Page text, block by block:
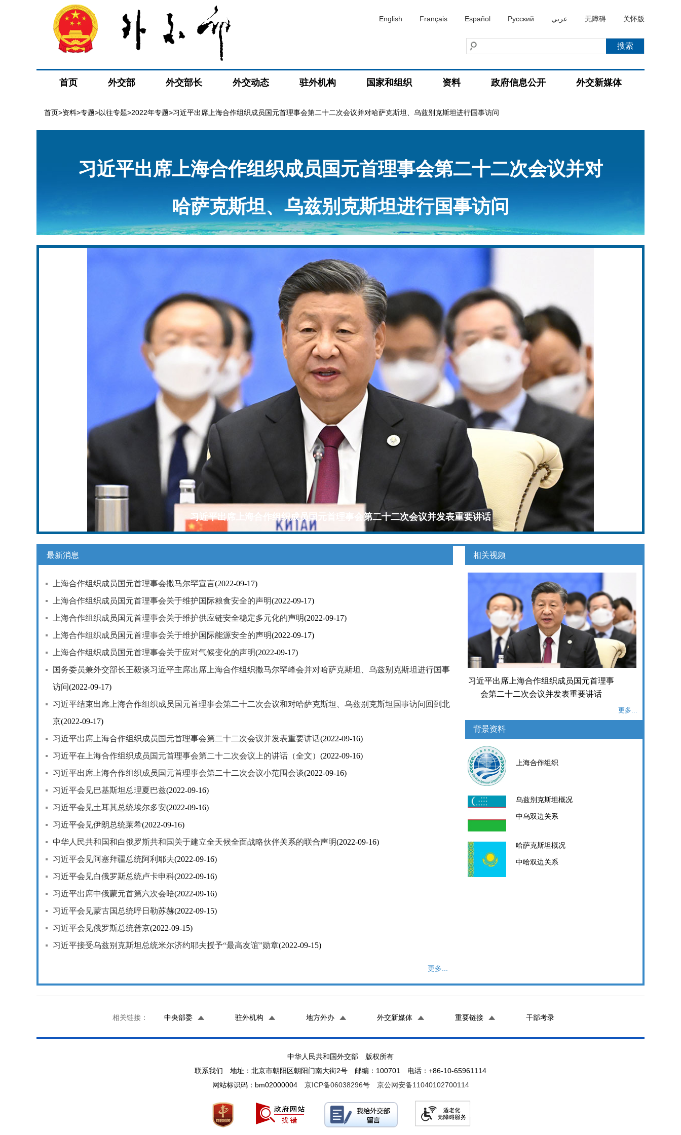
English Français Español Русский عربي 无障碍 关怀版
首页 外交部 外交部长 外交动态 驻外机构 国家和组织 资料 政府信息公开 外交新媒体
首页>资料>专题>以往专题>2022年专题>习近平出席上海合作组织成员国元首理事会第二十二次会议并对哈萨克斯坦、乌兹别克斯坦进行国事访问
习近平出席上海合作组织成员国元首理事会第二十二次会议并对
哈萨克斯坦、乌兹别克斯坦进行国事访问
习近平出席上海合作组织成员国元首理事会第二十二次会议并发表重要讲话
最新消息
上海合作组织成员国元首理事会撒马尔罕宣言(2022-09-17)
上海合作组织成员国元首理事会关于维护国际粮食安全的声明(2022-09-17)
上海合作组织成员国元首理事会关于维护供应链安全稳定多元化的声明(2022-09-17)
上海合作组织成员国元首理事会关于维护国际能源安全的声明(2022-09-17)
上海合作组织成员国元首理事会关于应对气候变化的声明(2022-09-17)
国务委员兼外交部长王毅谈习近平主席出席上海合作组织撒马尔罕峰会并对哈萨克斯坦、乌兹别克斯坦进行国事
访问(2022-09-17)
习近平结束出席上海合作组织成员国元首理事会第二十二次会议和对哈萨克斯坦、乌兹别克斯坦国事访问回到北
京(2022-09-17)
习近平出席上海合作组织成员国元首理事会第二十二次会议并发表重要讲话(2022-09-16)
习近平在上海合作组织成员国元首理事会第二十二次会议上的讲话（全文） (2022-09-16)
习近平出席上海合作组织成员国元首理事会第二十二次会议小范围会谈(2022-09-16)
习近平会见巴基斯坦总理夏巴兹(2022-09-16)
习近平会见土耳其总统埃尔多安(2022-09-16)
习近平会见伊朗总统莱希(2022-09-16)
中华人民共和国和白俄罗斯共和国关于建立全天候全面战略伙伴关系的联合声明(2022-09-16)
习近平会见阿塞拜疆总统阿利耶夫(2022-09-16)
习近平会见白俄罗斯总统卢卡申科(2022-09-16)
习近平出席中俄蒙元首第六次会晤(2022-09-16)
习近平会见蒙古国总统呼日勒苏赫(2022-09-15)
习近平会见俄罗斯总统普京(2022-09-15)
习近平接受乌兹别克斯坦总统米尔济约耶夫授予“最高友谊”勋章(2022-09-15)
更多...
相关视频
习近平出席上海合作组织成员国元首理事
会第二十二次会议并发表重要讲话
更多...
背景资料
上海合作组织
乌兹别克斯坦概况
中乌双边关系
哈萨克斯坦概况
中哈双边关系
相关链接： 中央部委 驻外机构 地方外办 外交新媒体 重要链接 干部考录
中华人民共和国外交部 版权所有
联系我们 地址：北京市朝阳区朝阳门南大街2号 邮编：100701 电话：+86-10-65961114
网站标识码：bm02000004 京ICP备06038296号 京公网安备11040102700114